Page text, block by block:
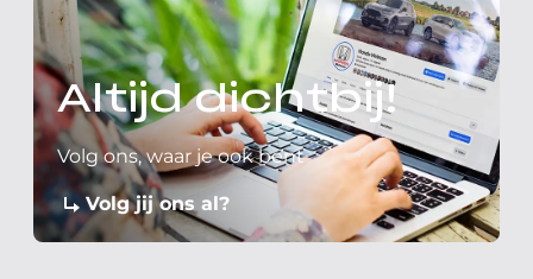
Altijd dichtbij!
Volg ons, waar je ook bent
Volg jij ons al?